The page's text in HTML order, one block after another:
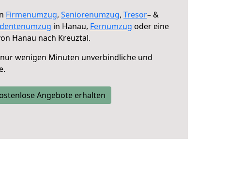
Firmenumzug, Seniorenumzug, Tresor– &
in Hanau, Fernumzug oder eine
Hanau nach Kreuztal.
wenigen Minuten unverbindliche und
Angebote erhalten